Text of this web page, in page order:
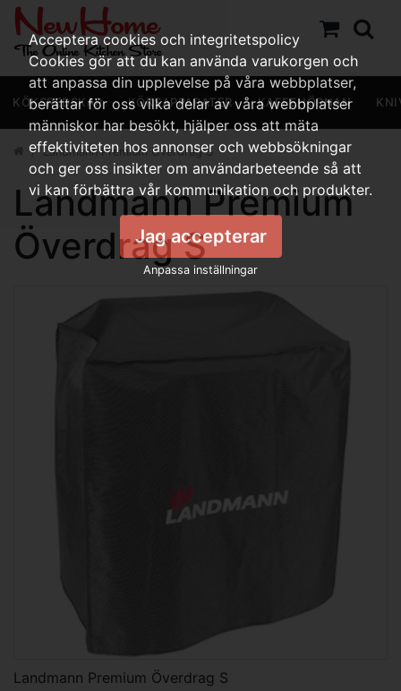
KÖKSREDSKAP KÖKSAPPARATER KAFFEHÖRNAN
Landmann Premium Överdrag S
Landmann Premium
Överdrag S
Landmann Premium Överdrag S
Acceptera cookies och integritetspolicy
Cookies gör att du kan använda varukorgen och
att anpassa din upplevelse på våra webbplatser,
berättar för oss vilka delar av våra webbplatser
människor har besökt, hjälper oss att mäta
effektiviteten hos annonser och webbsökningar
och ger oss insikter om användarbeteende så att
vi kan förbättra vår kommunikation och produkter.
Jag accepterar
Anpassa inställningar